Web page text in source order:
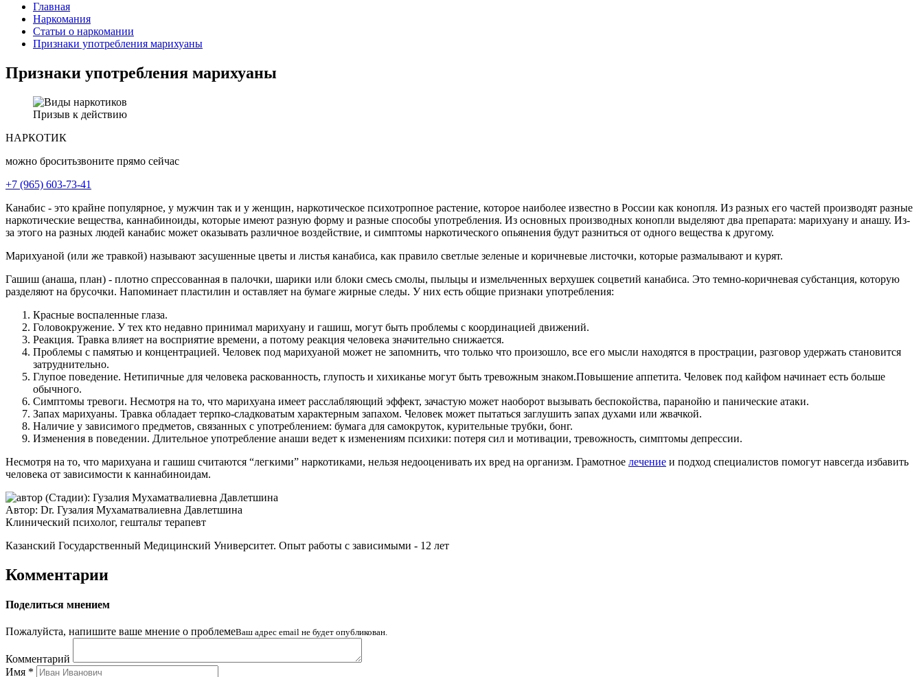
Главная
Наркомания
Статьи о наркомании
Признаки употребления марихуаны
Признаки употребления марихуаны
Призыв к действию
НАРКОТИК
можно броситьзвоните прямо сейчас
+7 (965) 603-73-41
Канабис - это крайне популярное, у мужчин так и у женщин, наркотическое психотропное растение, которое наиболее известно в России как конопля. Из разных его частей производят разные
наркотические вещества, каннабиноиды, которые имеют разную форму и разные способы употребления. Из основных производных конопли выделяют два препарата: марихуану и анашу. Из-
за этого на разных людей канабис может оказывать различное воздействие, и симптомы наркотического опьянения будут разниться от одного вещества к другому.
Марихуаной (или же травкой) называют засушенные цветы и листья канабиса, как правило светлые зеленые и коричневые листочки, которые размалывают и курят.
Гашиш (анаша, план) - плотно спрессованная в палочки, шарики или блоки смесь смолы, пыльцы и измельченных верхушек соцветий канабиса. Это темно-коричневая субстанция, которую
разделяют на брусочки. Напоминает пластилин и оставляет на бумаге жирные следы. У них есть общие признаки употребления:
Красные воспаленные глаза.
Головокружение. У тех кто недавно принимал марихуану и гашиш, могут быть проблемы с координацией движений.
Реакция. Травка влияет на восприятие времени, а потому реакция человека значительно снижается.
Проблемы с памятью и концентрацией. Человек под марихуаной может не запомнить, что только что произошло, все его мысли находятся в прострации, разговор удержать становится
затруднительно.
Глупое поведение. Нетипичные для человека раскованность, глупость и хихиканье могут быть тревожным знаком.Повышение аппетита. Человек под кайфом начинает есть больше
обычного.
Симптомы тревоги. Несмотря на то, что марихуана имеет расслабляющий эффект, зачастую может наоборот вызывать беспокойства, паранойю и панические атаки.
Запах марихуаны. Травка обладает терпко-сладковатым характерным запахом. Человек может пытаться заглушить запах духами или жвачкой.
Наличие у зависимого предметов, связанных с употреблением: бумага для самокруток, курительные трубки, бонг.
Изменения в поведении. Длительное употребление анаши ведет к изменениям психики: потеря сил и мотивации, тревожность, симптомы депрессии.
Несмотря на то, что марихуана и гашиш считаются “легкими” наркотиками, нельзя недооценивать их вред на организм. Грамотное лечение и подход специалистов помогут навсегда избавить
человека от зависимости к каннабиноидам.
Автор: Dr. Гузалия Мухаматвалиевна Давлетшина
Клинический психолог, гештальт терапевт
Казанский Государственный Медицинский Университет. Опыт работы с зависимыми - 12 лет
Комментарии
Поделиться мнением
Пожалуйста, напишите ваше мнение о проблемеВаш адрес email не будет опубликован.
Комментарий
Имя *